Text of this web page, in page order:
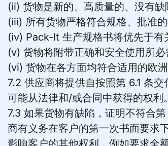
(ii) 货物是新的、高质量的、没有
(iii) 所有货物严格符合规格、批准
(iv) Pack-It 生产规格书将优先于有
(v) 货物将附带正确和安全使用所
(vi) 货物在各方面均符合适用的欧
7.2 供应商将提供自按照第 6.1 条
可能从法律和/或合同中获得的权利。
7.3 如果货物有缺陷，证明不符合
商有义务在客户的第一次书面要求